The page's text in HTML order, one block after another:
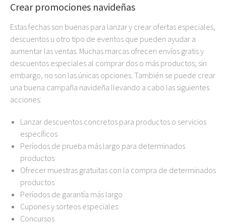
Crear promociones navideñas
Estas fechas son buenas para lanzar y crear ofertas especiales,
descuentos u otro tipo de eventos que pueden ayudar a
aumentar las ventas. Muchas marcas ofrecen envíos gratis y
descuentos especiales al comprar dos o más productos; sin
embargo, no son las únicas opciones. También se puede crear
una buena campaña navideña llevando a cabo las siguientes
acciones:
Lanzar descuentos concretos para productos o servicios
específicos
Períodos de prueba más largo para determinados
productos
Ofrecer muestras gratuitas con la compra de determinados
productos
Períodos de garantía más largo
Cupones y sorteos especiales
Concursos